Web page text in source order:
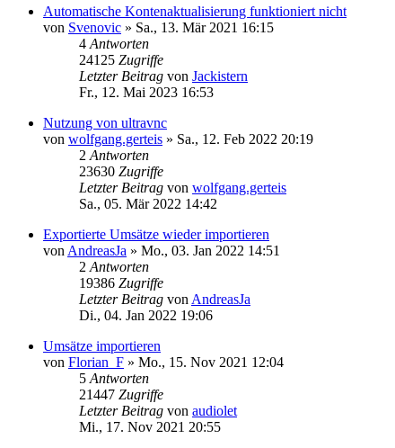
Automatische Kontenaktualisierung funktioniert nicht
von Svenovic » Sa., 13. Mär 2021 16:15
4 Antworten
24125 Zugriffe
Letzter Beitrag von Jackistern
Fr., 12. Mai 2023 16:53
Nutzung von ultravnc
von wolfgang.gerteis » Sa., 12. Feb 2022 20:19
2 Antworten
23630 Zugriffe
Letzter Beitrag von wolfgang.gerteis
Sa., 05. Mär 2022 14:42
Exportierte Umsätze wieder importieren
von AndreasJa » Mo., 03. Jan 2022 14:51
2 Antworten
19386 Zugriffe
Letzter Beitrag von AndreasJa
Di., 04. Jan 2022 19:06
Umsätze importieren
von Florian_F » Mo., 15. Nov 2021 12:04
5 Antworten
21447 Zugriffe
Letzter Beitrag von audiolet
Mi., 17. Nov 2021 20:55